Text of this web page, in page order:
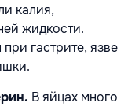
калия,
жидкости.
гастрите, язве
В яйцах много